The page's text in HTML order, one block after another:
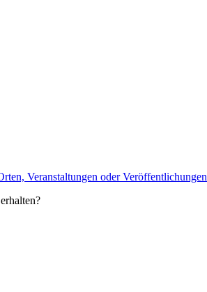
Veranstaltungen oder Veröffentlichungen